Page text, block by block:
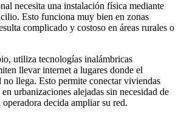
necesita una instalación física mediante
Esto funciona muy bien en zonas
complicado y costoso en áreas rurales o
utiliza tecnologías inalámbricas
llevar internet a lugares donde el
llega. Esto permite conectar viviendas
urbanizaciones alejadas sin necesidad de
operadora decida ampliar su red.